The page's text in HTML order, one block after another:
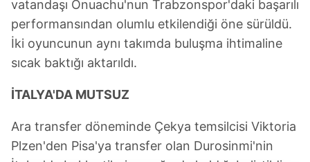
vatandaşı Onuachu'nun Trabzonspor'daki başarılı
performansından olumlu etkilendiği öne sürüldü.
İki oyuncunun aynı takımda buluşma ihtimaline
sıcak baktığı aktarıldı.
İTALYA'DA MUTSUZ
Ara transfer döneminde Çekya temsilcisi Viktoria
Plzen'den Pisa'ya transfer olan Durosinmi'nin